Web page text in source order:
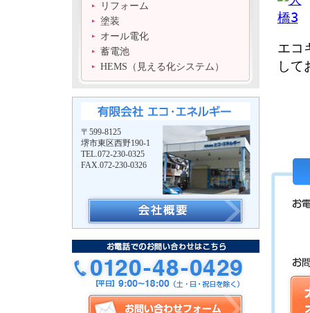
リフォーム
塗装
オール電化
蓄電池
HEMS（見える化システム）
〒599-8125
堺市東区西野190-1
TEL.072-230-0325
FAX.072-230-0326
エコ
して